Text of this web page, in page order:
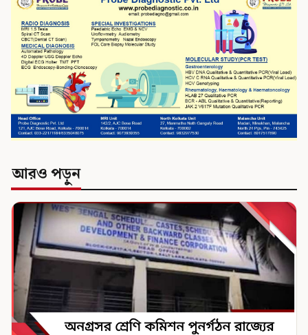
আরও পড়ুন